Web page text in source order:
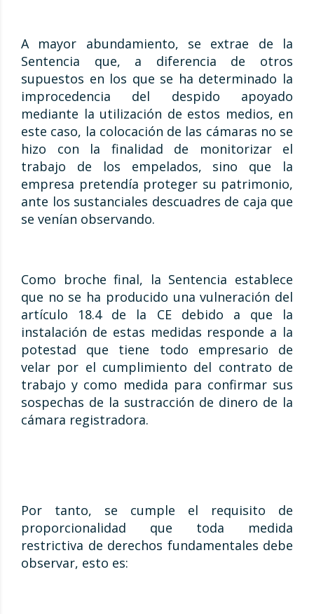
A mayor abundamiento, se extrae de la
Sentencia que, a diferencia de otros
supuestos en los que se ha determinado la
improcedencia del despido apoyado
mediante la utilización de estos medios, en
este caso, la colocación de las cámaras no se
hizo con la finalidad de monitorizar el
trabajo de los empelados, sino que la
empresa pretendía proteger su patrimonio,
ante los sustanciales descuadres de caja que
se venían observando.
Como broche final, la Sentencia establece
que no se ha producido una vulneración del
artículo 18.4 de la CE debido a que la
instalación de estas medidas responde a la
potestad que tiene todo empresario de
velar por el cumplimiento del contrato de
trabajo y como medida para confirmar sus
sospechas de la sustracción de dinero de la
cámara registradora.
Por tanto, se cumple el requisito de
proporcionalidad que toda medida
restrictiva de derechos fundamentales debe
observar, esto es: